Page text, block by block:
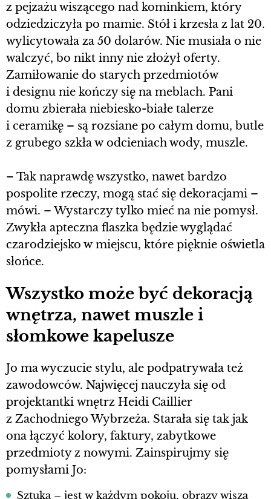
z pejzażu wiszącego nad kominkiem, który
odziedziczyła po mamie. Stół i krzesła z lat 20.
wylicytowała za 50 dolarów. Nie musiała o nie
walczyć, bo nikt inny nie złożył oferty.
Zamiłowanie do starych przedmiotów
i designu nie kończy się na meblach. Pani
domu zbierała niebiesko-białe talerze
i ceramikę – są rozsiane po całym domu, butle
z grubego szkła w odcieniach wody, muszle.
– Tak naprawdę wszystko, nawet bardzo
pospolite rzeczy, mogą stać się dekoracjami –
mówi. – Wystarczy tylko mieć na nie pomysł.
Zwykła apteczna flaszka będzie wyglądać
czarodziejsko w miejscu, które pięknie oświetla
słońce.
Wszystko może być dekoracją
wnętrza, nawet muszle i
słomkowe kapelusze
Jo ma wyczucie stylu, ale podpatrywała też
zawodowców. Najwięcej nauczyła się od
projektantki wnętrz Heidi Caillier
z Zachodniego Wybrzeża. Starała się tak jak
ona łączyć kolory, faktury, zabytkowe
przedmioty z nowymi. Zainspirujmy się
pomysłami Jo:
Sztuka – jest w każdym pokoju, obrazy wiszą